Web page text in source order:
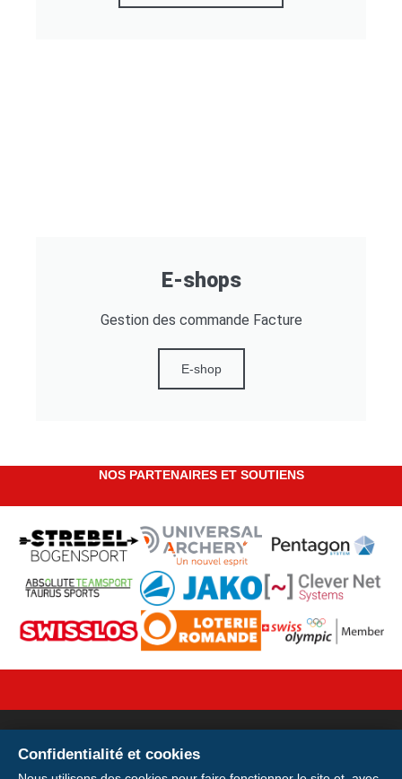
E-shops
Gestion des commande Facture
E-shop
NOS PARTENAIRES ET SOUTIENS
Confidentialité et cookies
Votre licence sur votre